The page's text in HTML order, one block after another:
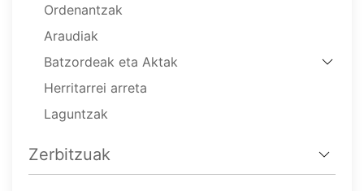
Ordenantzak
Araudiak
Batzordeak eta Aktak
Herritarrei arreta
Laguntzak
Zerbitzuak